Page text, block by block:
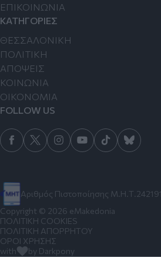
Αριθμός Πιστοποίησης Μ.Η.Τ.242191
ΕΠΙΚΟΙΝΩΝΙΑ
ΚΑΤΗΓΟΡΙΕΣ
ΘΕΣΣΑΛΟΝΙΚΗ
ΠΟΛΙΤΙΚΗ
ΑΠΟΨΕΙΣ
ΚΟΙΝΩΝΙΑ
ΟΙΚΟΝΟΜΙΑ
FOLLOW US
Copyright © 2026 eMakedonia
ΠΟΛΙΤΙΚΗ COOKIES
ΠΟΛΙΤΙΚΗ ΑΠΟΡΡΗΤΟΥ
ΟΡΟΙ ΧΡΗΣΗΣ
with
by Darkpony